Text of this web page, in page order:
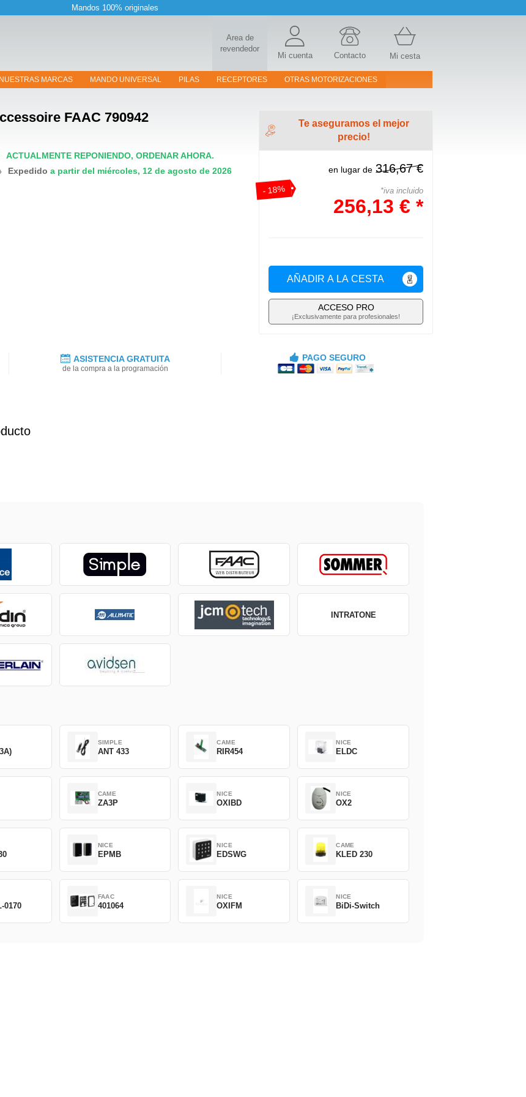
Mandos 100% originales
Area de
revendedor
Mi cuenta Contacto Mi cesta
MARCAS MANDO UNIVERSAL PILAS RECEPTORES OTRAS MOTORIZACIONES
Accessoire FAAC 790942
ACTUALMENTE REPONIENDO, ORDENAR AHORA.
Expedido a partir del miércoles, 12 de agosto de 2026
Te aseguramos el mejor
precio!
- 18%
en lugar de 316,67 €
*iva incluido
256,13 € *
AÑADIR A LA CESTA
ACCESO PRO
¡Exclusivamente para profesionales!
ASISTENCIA GRATUITA
de la compra a la programación
PAGO SEGURO
INTRATONE
SIMPLE
ANT 433
CAME
RIR454
NICE
ELDC
CAME
ZA3P
NICE
OXIBD
NICE
OX2
NICE
EPMB
NICE
EDSWG
CAME
KLED 230
0170
FAAC
401064
NICE
OXIFM
NICE
BiDi-Switch